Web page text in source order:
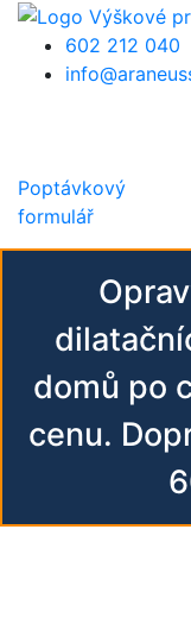
Přejít k hlavnímu
602 212 040
Poptávkový
formulář
domů po
cenu.